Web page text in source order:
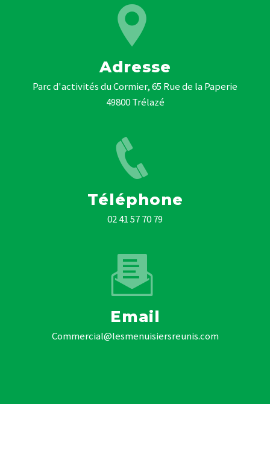
Adresse
Parc d'activités du Cormier, 65 Rue de la Paperie
49800 Trélazé
Téléphone
02 41 57 70 79
Email
commercial@lesmenuisiersreunis.com